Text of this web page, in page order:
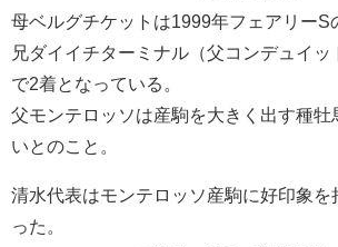
母ベルグチケットは1999年フェアリーS
兄ダイイチターミナル（父コンデュイ
で2着となっている。
父モンテロッソは産駒を大きく出す種牡
いとのこと。
清水代表はモンテロッソ産駒に好印象を
った。